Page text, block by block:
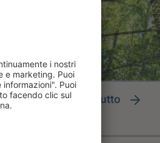
leggi tutto